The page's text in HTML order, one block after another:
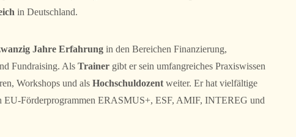
in Deutschland.
Jahre Erfahrung in den Bereichen Finanzierung,
Fundraising. Als Trainer gibt er sein umfangreiches Praxiswissen
Workshops und als Hochschuldozent weiter. Er hat vielfältige
EU-Förderprogrammen ERASMUS+, ESF, AMIF, INTEREG und